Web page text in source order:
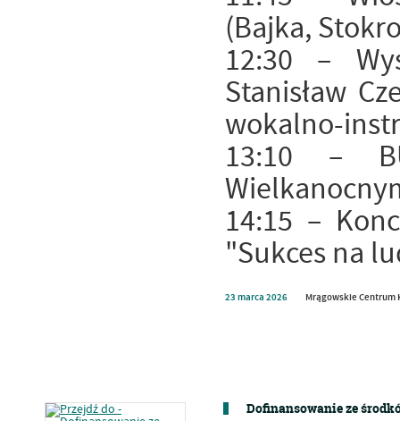
(Bajka,
12:30 –
Stanisław
wokalno-
13:10 –
14:15 –
"Sukces na
23 marca 2026 Mrągowskie Centrum
Dofinansowanie ze